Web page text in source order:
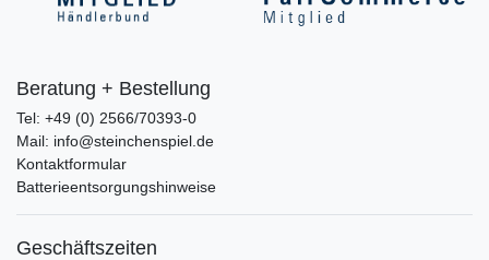
Beratung + Bestellung
Tel: +49 (0) 2566/70393-0
Mail: info@steinchenspiel.de
Kontaktformular
Batterieentsorgungshinweise
Geschäftszeiten